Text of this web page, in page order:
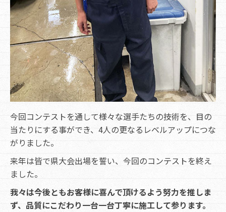
今回コンテストを通して様々な選手たちの技術を、目の
当たりにする事ができ、4人の更なるレベルアップにつな
がりました。
来年は皆で県大会出場を誓い、今回のコンテストを終え
ました。
我々は今後ともお客様に喜んで頂けるよう努力を推しま
ず、品質にこだわり一台一台丁寧に施工して参ります。